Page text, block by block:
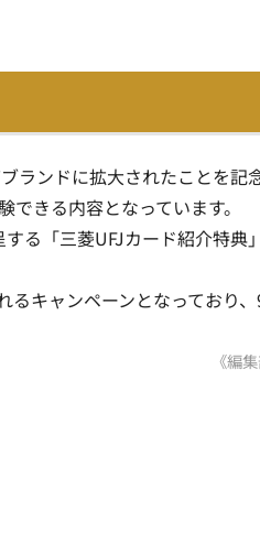
ランドに拡大されたことを記
きる内容となっています。
る「三菱UFJカード紹介特典
るキャンペーンとなっており
《編